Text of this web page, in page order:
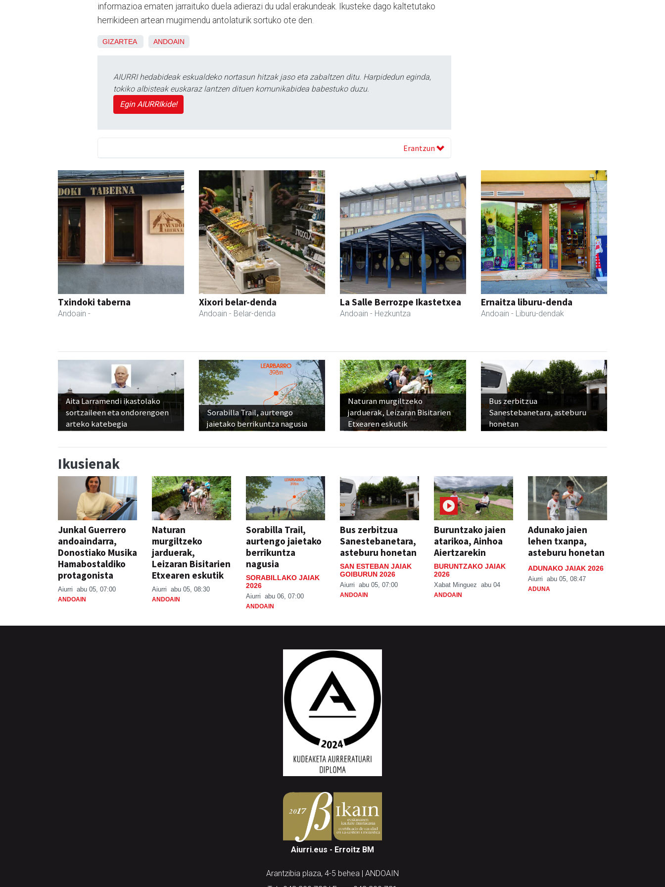
informazioa ematen jarraituko duela adierazi du udal erakundeak. Ikusteke dago kaltetutako
herrikideen artean mugimendu antolaturik sortuko ote den.
GIZARTEA ANDOAIN
AIURRI hedabideak eskualdeko nortasun hitzak jaso eta zabaltzen ditu. Harpidedun eginda,
tokiko albisteak euskaraz lantzen dituen komunikabidea babestuko duzu.
Egin AIURRIkide!
Erantzun
Txindoki taberna
Andoain -
Xixori belar-denda
Andoain - Belar-denda
La Salle Berrozpe Ikastetxea
Andoain - Hezkuntza
Ernaitza liburu-denda
Andoain - Liburu-dendak
Aita Larramendi ikastolako
sortzaileen eta ondorengoen
arteko katebegia
Sorabilla Trail, aurtengo
jaietako berrikuntza nagusia
Naturan murgiltzeko
jarduerak, Leizaran Bisitarien
Etxearen eskutik
Bus zerbitzua
Sanestebanetara, asteburu
honetan
Ikusienak
Junkal Guerrero
andoaindarra,
Donostiako Musika
Hamabostaldiko
protagonista
Aiurri abu 05, 07:00
ANDOAIN
Naturan
murgiltzeko
jarduerak,
Leizaran Bisitarien
Etxearen eskutik
Aiurri abu 05, 08:30
ANDOAIN
Sorabilla Trail,
aurtengo jaietako
berrikuntza
nagusia
SORABILLAKO JAIAK
2026
Aiurri abu 06, 07:00
ANDOAIN
Bus zerbitzua
Sanestebanetara,
asteburu honetan
SAN ESTEBAN JAIAK
GOIBURUN 2026
Aiurri abu 05, 07:00
ANDOAIN
Buruntzako jaien
atarikoa, Ainhoa
Aiertzarekin
BURUNTZAKO JAIAK
2026
Xabat Minguez abu 04
ANDOAIN
Adunako jaien
lehen txanpa,
asteburu honetan
ADUNAKO JAIAK 2026
Aiurri abu 05, 08:47
ADUNA
Aiurri.eus - Erroitz BM
Arantzibia plaza, 4-5 behea | ANDOAIN